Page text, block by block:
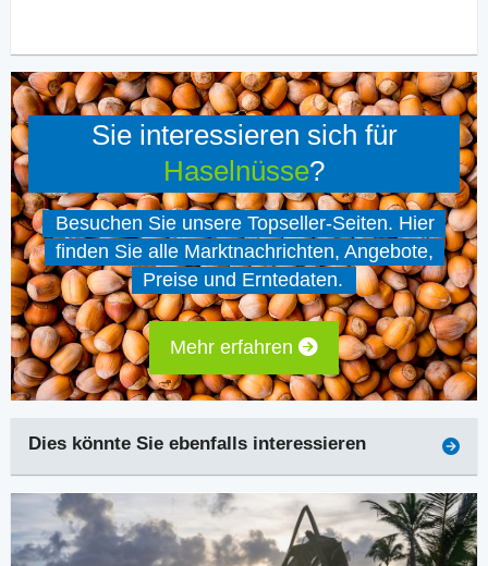
Sie interessieren sich für
Haselnüsse?
Besuchen Sie unsere Topseller-Seiten. Hier
finden Sie alle Marktnachrichten, Angebote,
Preise und Erntedaten.
Mehr erfahren
Dies könnte Sie ebenfalls interessieren